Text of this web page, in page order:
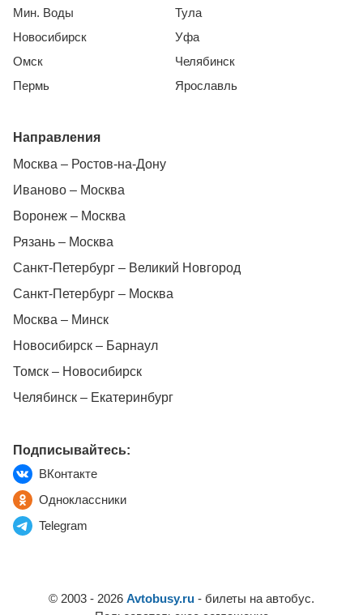
Мин. Воды
Новосибирск
Омск
Пермь
Тула
Уфа
Челябинск
Ярославль
Направления
Москва – Ростов-на-Дону
Иваново – Москва
Воронеж – Москва
Рязань – Москва
Санкт-Петербург – Великий Новгород
Санкт-Петербург – Москва
Москва – Минск
Новосибирск – Барнаул
Томск – Новосибирск
Челябинск – Екатеринбург
Подписывайтесь:
ВКонтакте
Одноклассники
Telegram
© 2003 - 2026 Avtobusy.ru - билеты на автобус.